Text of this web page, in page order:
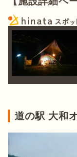
道の駅 大和